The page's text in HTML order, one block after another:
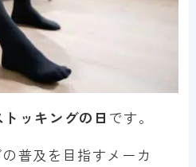
ッキングの日 です。
普及を目指すメーカ